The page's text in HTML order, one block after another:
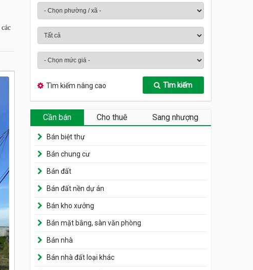
các
Tìm kiếm nâng cao Tìm kiếm
Cần bán Cho thuê Sang nhượng
Bán biệt thự
Bán chung cư
Bán đất
Bán đất nền dự án
Bán kho xưởng
Bán mặt bằng, sàn văn phòng
Bán nhà
Bán nhà đất loại khác